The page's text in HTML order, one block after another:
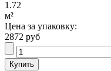
1.72
м²
Цена за упаковку:
2872 руб